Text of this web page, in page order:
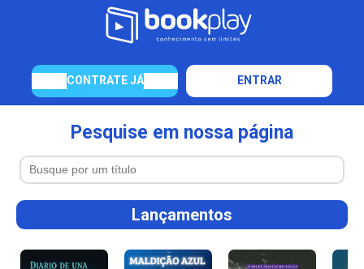
CONTRATE JÁ ENTRAR
Pesquise em nossa página
Lançamentos